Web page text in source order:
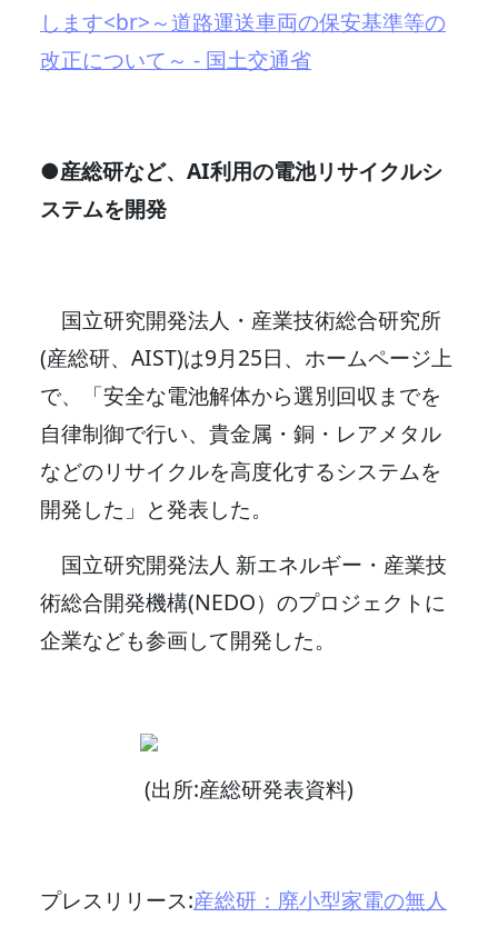
します<br>～道路運送車両の保安基準等の
改正について～ - 国土交通省
●産総研など、AI利用の電池リサイクルシ
ステムを開発
国立研究開発法人・産業技術総合研究所
(産総研、AIST)は9月25日、ホームページ上
で、「安全な電池解体から選別回収までを
自律制御で行い、貴金属・銅・レアメタル
などのリサイクルを高度化するシステムを
開発した」と発表した。
国立研究開発法人 新エネルギー・産業技
術総合開発機構(NEDO）のプロジェクトに
企業なども参画して開発した。
(出所:産総研発表資料)
プレスリリース:産総研：廃小型家電の無人